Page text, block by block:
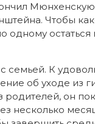
Мюнхенскую
Чтобы
одному
семьей. К
об уходе из
родителей, он
несколько